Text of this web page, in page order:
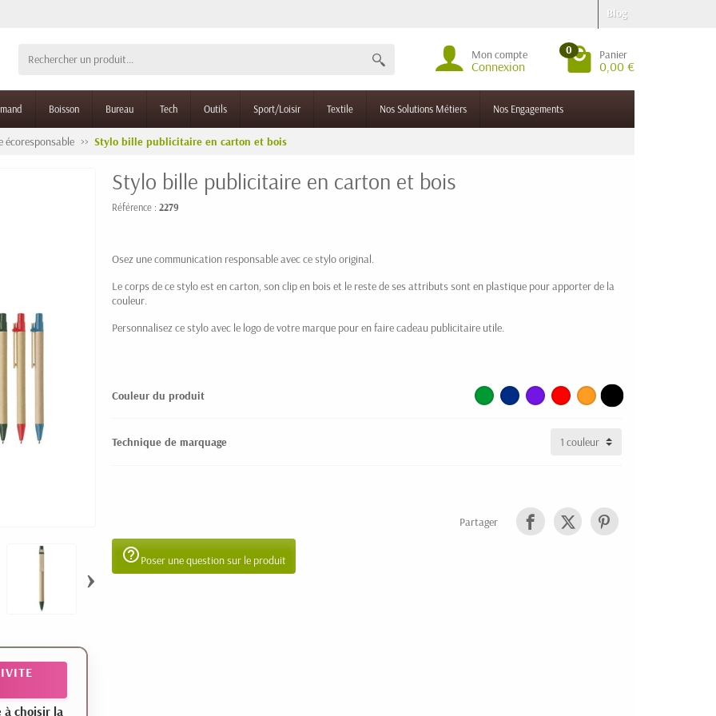
Blog
Mon compte
Connexion
0 Panier
0,00 €
Boisson Bureau Tech Outils Sport/Loisir Textile Nos Solutions Métiers Nos Engagements
écoresponsable Stylo bille publicitaire en carton et bois
›
à choisir la
Stylo bille publicitaire en carton et bois
Référence : 2279
Osez une communication responsable avec ce stylo original.
Le corps de ce stylo est en carton, son clip en bois et le reste de ses attributs sont en plastique pour apporter de la
couleur.
Personnalisez ce stylo avec le logo de votre marque pour en faire cadeau publicitaire utile.
Couleur du produit
Technique de marquage
Partager
help_outlinePoser une question sur le produit